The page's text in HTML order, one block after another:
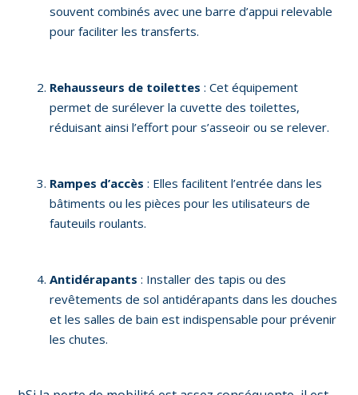
souvent combinés avec une barre d’appui relevable
pour faciliter les transferts.
Rehausseurs de toilettes: Cet équipement
permet de surélever la cuvette des toilettes,
réduisant ainsi l’effort pour s’asseoir ou se relever.
Rampes d’accès: Elles facilitent l’entrée dans les
bâtiments ou les pièces pour les utilisateurs de
fauteuils roulants.
Antidérapants : Installer des tapis ou des
revêtements de sol antidérapants dans les douches
et les salles de bain est indispensable pour prévenir
les chutes.